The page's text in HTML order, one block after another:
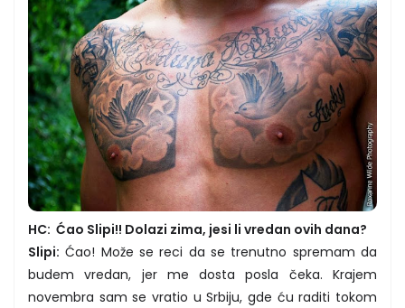
HC: Ćao Slipi!! Dolazi zima, jesi li vredan ovih dana?
Slipi: Ćao! Može se reci da se trenutno spremam da
budem vredan, jer me dosta posla čeka. Krajem
novembra sam se vratio u Srbiju, gde ću raditi tokom